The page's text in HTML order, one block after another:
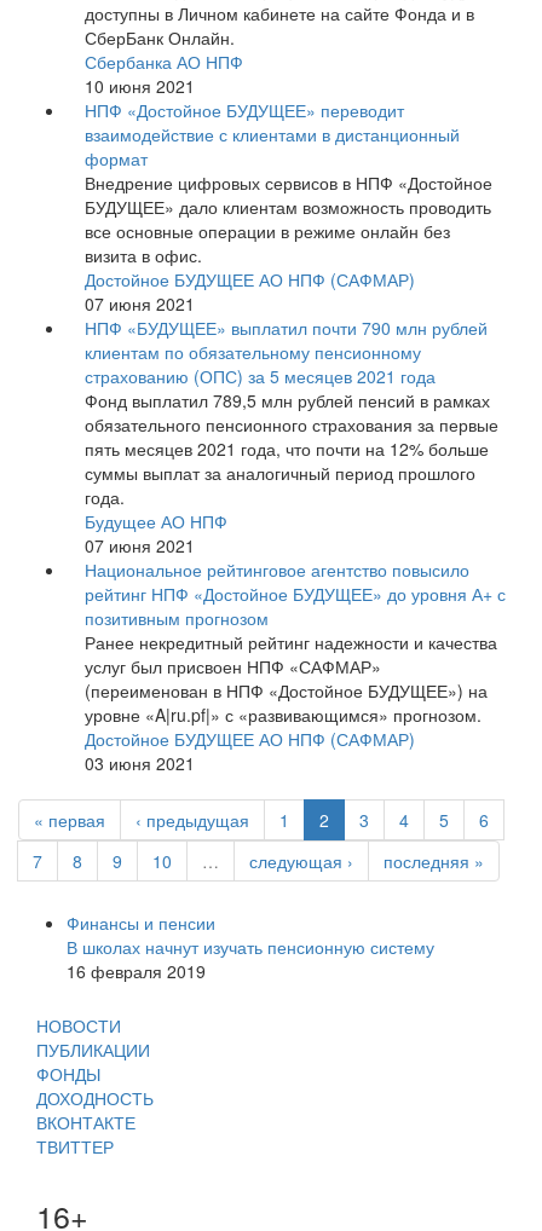
доступны в Личном кабинете на сайте Фонда и в
СберБанк Онлайн.
Сбербанка АО НПФ
10 июня 2021
НПФ «Достойное БУДУЩЕЕ» переводит
взаимодействие с клиентами в дистанционный
формат
Внедрение цифровых сервисов в НПФ «Достойное
БУДУЩЕЕ» дало клиентам возможность проводить
все основные операции в режиме онлайн без
визита в офис.
Достойное БУДУЩЕЕ АО НПФ (САФМАР)
07 июня 2021
НПФ «БУДУЩЕЕ» выплатил почти 790 млн рублей
клиентам по обязательному пенсионному
страхованию (ОПС) за 5 месяцев 2021 года
Фонд выплатил 789,5 млн рублей пенсий в рамках
обязательного пенсионного страхования за первые
пять месяцев 2021 года, что почти на 12% больше
суммы выплат за аналогичный период прошлого
года.
Будущее АО НПФ
07 июня 2021
Национальное рейтинговое агентство повысило
рейтинг НПФ «Достойное БУДУЩЕЕ» до уровня А+ с
позитивным прогнозом
Ранее некредитный рейтинг надежности и качества
услуг был присвоен НПФ «САФМАР»
(переименован в НПФ «Достойное БУДУЩЕЕ») на
уровне «A|ru.pf|» с «развивающимся» прогнозом.
Достойное БУДУЩЕЕ АО НПФ (САФМАР)
03 июня 2021
« первая ‹ предыдущая 1 2 3 4 5
6
7
8 9 10 … следующая › последняя »
Финансы и пенсии
В школах начнут изучать пенсионную систему
16 февраля 2019
НОВОСТИ
ПУБЛИКАЦИИ
ФОНДЫ
ДОХОДНОСТЬ
ВКОНТАКТЕ
ТВИТТЕР
16+